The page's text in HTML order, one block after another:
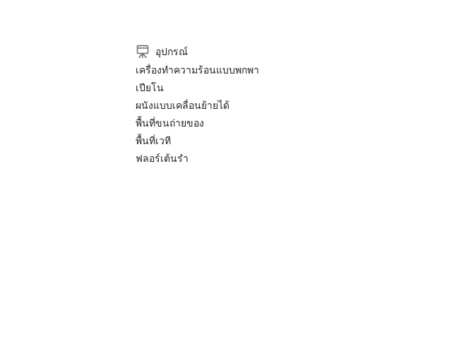
อุปกรณ์
เครื่องทำความร้อนแบบพกพา
เปียโน
ผนังแบบเคลื่อนย้ายได้
พื้นที่ขนถ่ายของ
พื้นที่เวที
ฟลอร์เต้นรำ